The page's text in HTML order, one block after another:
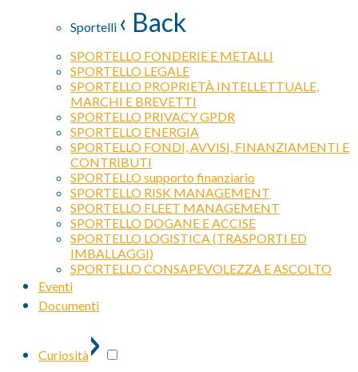
Sportelli ‹ Back
SPORTELLO FONDERIE E METALLI
SPORTELLO LEGALE
SPORTELLO PROPRIETÀ INTELLETTUALE,
MARCHI E BREVETTI
SPORTELLO PRIVACY GPDR
SPORTELLO ENERGIA
SPORTELLO FONDI, AVVISI, FINANZIAMENTI E
CONTRIBUTI
SPORTELLO supporto finanziario
SPORTELLO RISK MANAGEMENT
SPORTELLO FLEET MANAGEMENT
SPORTELLO DOGANE E ACCISE
SPORTELLO LOGISTICA (TRASPORTI ED
IMBALLAGGI)
SPORTELLO CONSAPEVOLEZZA E ASCOLTO
Eventi
Documenti
Curiosità›